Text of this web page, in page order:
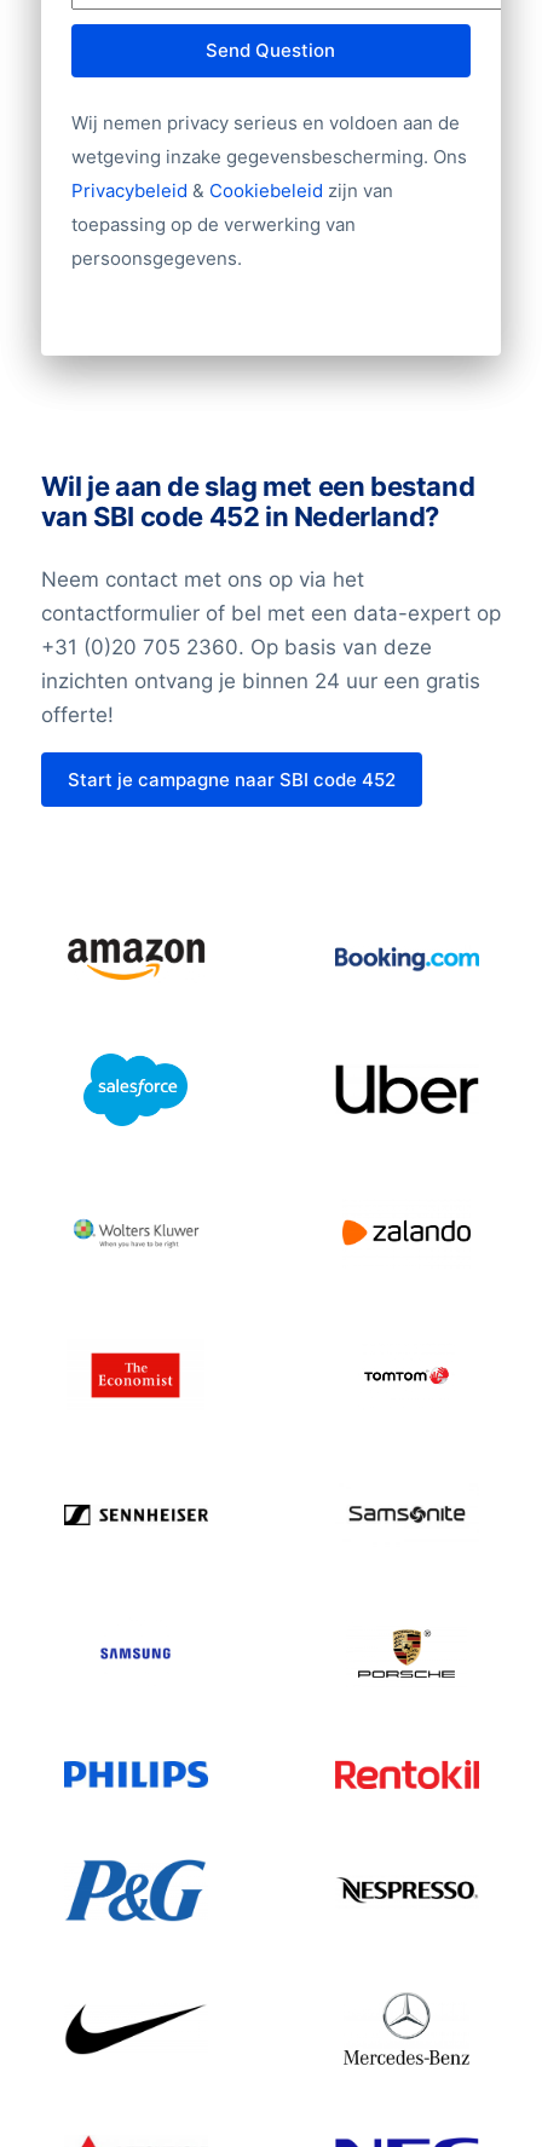
E-mailadres
Bedrijfsgrootte (aantal werknemers,
omzet, aantal filialen)
Website
Import/export
Tientallen overige velden
Andere gegevens nodig? Neem contact
Send Question
Wij nemen privacy serieus en voldoen aan de
wetgeving inzake gegevensbescherming. Ons
Privacybeleid & Cookiebeleid zijn van
toepassing op de verwerking van
persoonsgegevens.
Wil je aan de slag met een bestand
van SBI code 452 in Nederland?
Neem contact met ons op via het
contactformulier of bel met een data-expert op
+31 (0)20 705 2360. Op basis van deze
inzichten ontvang je binnen 24 uur een gratis
offerte!
Start je campagne naar SBI code 452